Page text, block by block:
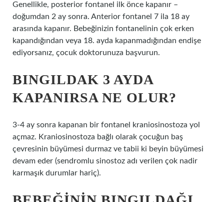
Genellikle, posterior fontanel ilk önce kapanır –
doğumdan 2 ay sonra. Anterior fontanel 7 ila 18 ay
arasında kapanır. Bebeğinizin fontanelinin çok erken
kapandığından veya 18. ayda kapanmadığından endişe
ediyorsanız, çocuk doktorunuza başvurun.
BINGILDAK 3 AYDA
KAPANIRSA NE OLUR?
3-4 ay sonra kapanan bir fontanel kraniosinostoza yol
açmaz. Kraniosinostoza bağlı olarak çocuğun baş
çevresinin büyümesi durmaz ve tabii ki beyin büyümesi
devam eder (sendromlu sinostoz adı verilen çok nadir
karmaşık durumlar hariç).